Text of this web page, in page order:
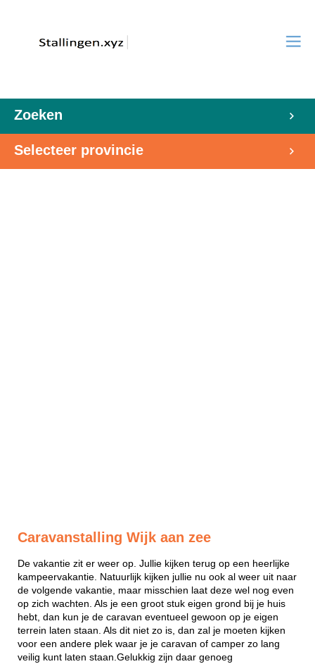
Zoeken
Selecteer provincie
Caravanstalling Wijk aan zee
De vakantie zit er weer op. Jullie kijken terug op een heerlijke
kampeervakantie. Natuurlijk kijken jullie nu ook al weer uit naar
de volgende vakantie, maar misschien laat deze wel nog even
op zich wachten. Als je een groot stuk eigen grond bij je huis
hebt, dan kun je de caravan eventueel gewoon op je eigen
terrein laten staan. Als dit niet zo is, dan zal je moeten kijken
voor een andere plek waar je je caravan of camper zo lang
veilig kunt laten staan.Gelukkig zijn daar genoeg